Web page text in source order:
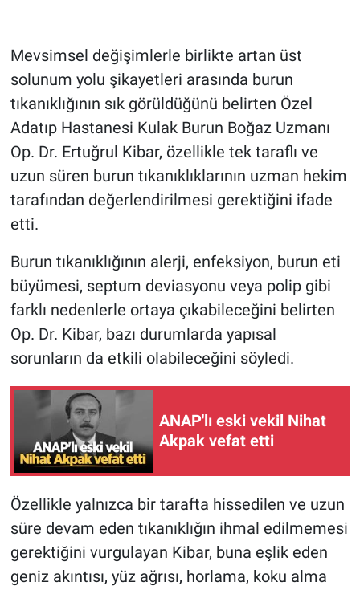
Mevsimsel değişimlerle birlikte artan üst
solunum yolu şikayetleri arasında burun
tıkanıklığının sık görüldüğünü belirten Özel
Adatıp Hastanesi Kulak Burun Boğaz Uzmanı
Op. Dr. Ertuğrul Kibar, özellikle tek taraflı ve
uzun süren burun tıkanıklıklarının uzman hekim
tarafından değerlendirilmesi gerektiğini ifade
etti.
Burun tıkanıklığının alerji, enfeksiyon, burun eti
büyümesi, septum deviasyonu veya polip gibi
farklı nedenlerle ortaya çıkabileceğini belirten
Op. Dr. Kibar, bazı durumlarda yapısal
sorunların da etkili olabileceğini söyledi.
ANAP'lı eski vekil Nihat
Akpak vefat etti
Özellikle yalnızca bir tarafta hissedilen ve uzun
süre devam eden tıkanıklığın ihmal edilmemesi
gerektiğini vurgulayan Kibar, buna eşlik eden
geniz akıntısı, yüz ağrısı, horlama, koku alma